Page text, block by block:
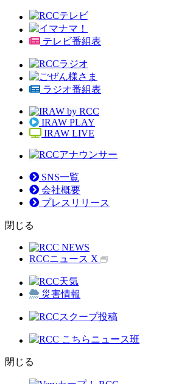
テレビ番組表
ラジオ番組表
IRAW PLAY
IRAW LIVE
SNS一覧
会社概要
プレスリリース
閉じる
RCCニュース X
災害情報
閉じる